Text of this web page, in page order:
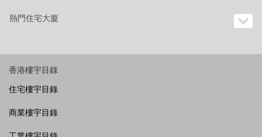
熱門住宅大廈
香港樓宇目錄
住宅樓宇目錄
商業樓宇目錄